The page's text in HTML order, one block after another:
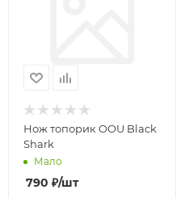
Нож топорик OOU Black
Shark
Мало
790 ₽/шт